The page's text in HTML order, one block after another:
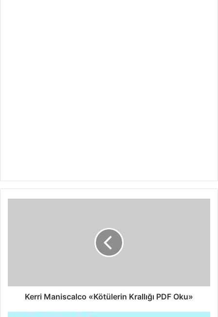
Kerri Maniscalco «Kötülerin Krallığı PDF Oku»